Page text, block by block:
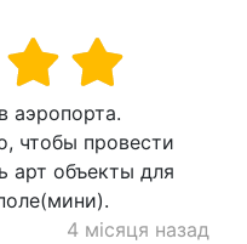
аэропорта.
чтобы провести
арт объекты для
4 місяця назад